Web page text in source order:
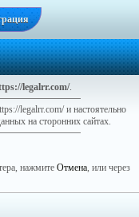
legalrr.com/.
legalrr.com/ и настоятельно
на сторонних сайтах.
нажмите Отмена, или через